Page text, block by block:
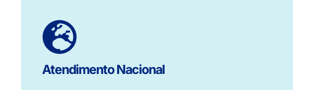
Atendimento Nacional